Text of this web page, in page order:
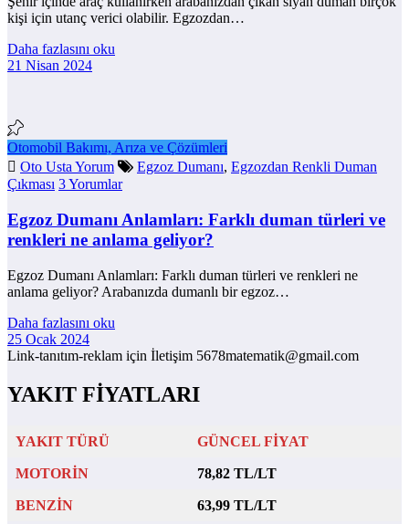
kişi için utanç verici olabilir. Egzozdan…
Daha fazlasını oku
21 Nisan 2024
Otomobil Bakımı, Arıza ve Çözümleri
Oto Usta Yorum
Egzoz Dumanı, Egzozdan Renkli Duman
Çıkması 3 Yorumlar
Egzoz Dumanı Anlamları: Farklı duman türleri ve
renkleri ne anlama geliyor?
Egzoz Dumanı Anlamları: Farklı duman türleri ve renkleri ne
anlama geliyor? Arabanızda dumanlı bir egzoz…
Daha fazlasını oku
25 Ocak 2024
Link-tanıtım-reklam için İletişim 5678matematik@gmail.com
YAKIT FİYATLARI
YAKIT TÜRÜ GÜNCEL FİYAT
MOTORİN 78,82 TL/LT
BENZİN 63,99 TL/LT